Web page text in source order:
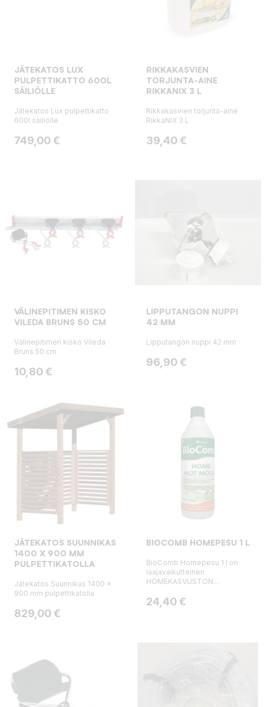
JÄTEKATOS LUX
PULPETTIKATTO 600L
SÄILIÖLLE
Jätekatos Lux pulpettikatto
600l säiliölle
Hinta
749,00 €
RIKKAKASVIEN
TORJUNTA-AINE
RIKKANIX 3 L
Rikkakasvien torjunta-aine
RikkaNIX 3 L
Hinta
39,40 €
VÄLINEPITIMEN KISKO
VILEDA BRUNS 50 CM
Välinepitimen kisko Vileda
Bruns 50 cm
Hinta
10,80 €
LIPPUTANGON NUPPI
42 MM
Lipputangon nuppi 42 mm
Hinta
96,90 €
JÄTEKATOS SUUNNIKAS
1400 X 900 MM
PULPETTIKATOLLA
Jätekatos Suunnikas 1400 x
900 mm pulpettikatolla
Hinta
829,00 €
BIOCOMB HOMEPESU 1 L
BioComb Homepesu 1 l on
laajavaikutteinen
HOMEKASVUSTON...
Hinta
24,40 €